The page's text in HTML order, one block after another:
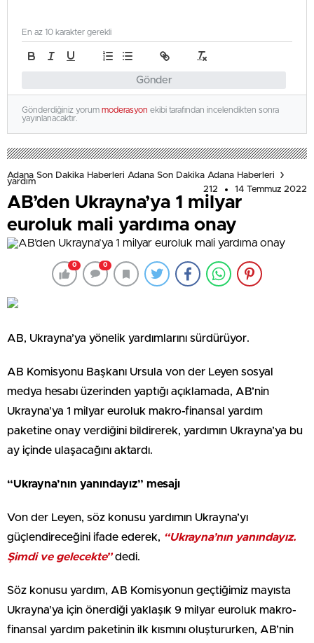
Gönder
En az 10 karakter gerekli
Gönderdiğiniz yorum moderasyon ekibi tarafından incelendikten sonra
yayınlanacaktır.
Adana Son Dakika Haberleri Adana Son Dakika Adana Haberleri
yardım
212
14 Temmuz 2022
AB’den Ukrayna’ya 1 milyar
euroluk mali yardıma onay
0 0
AB, Ukrayna’ya yönelik yardımlarını sürdürüyor.
AB Komisyonu Başkanı Ursula von der Leyen sosyal
medya hesabı üzerinden yaptığı açıklamada, AB’nin
Ukrayna’ya 1 milyar euroluk makro-finansal yardım
paketine onay verdiğini bildirerek, yardımın Ukrayna’ya bu
ay içinde ulaşacağını aktardı.
“Ukrayna’nın yanındayız” mesajı
Von der Leyen, söz konusu yardımın Ukrayna’yı
güçlendireceğini ifade ederek, “Ukrayna’nın yanındayız.
Şimdi ve gelecekte”dedi.
Söz konusu yardım, AB Komisyonun geçtiğimiz mayısta
Ukrayna’ya için önerdiği yaklaşık 9 milyar euroluk makro-
finansal yardım paketinin ilk kısmını oluştururken, AB’nin